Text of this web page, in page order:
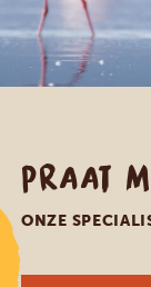
Praat
ONZE